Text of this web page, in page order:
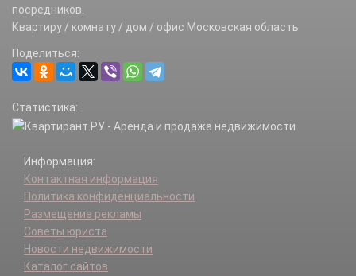
посредников.
Квартиру / комнату / дом / офис Московская область
Поделиться:
Статистика:
Информация:
Контактная информация
Политика конфиденциальности
Размещение рекламы
Советы юриста
Новости недвижимости
Каталог сайтов